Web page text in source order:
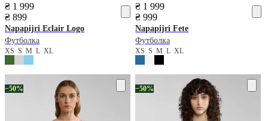
₴ 1 999
₴ 899
Napapijri Eclair Logo
Футболка
XS S M L XL
₴ 1 999
₴ 999
Napapijri Fete
Футболка
XSSMLXL
−50% −50%